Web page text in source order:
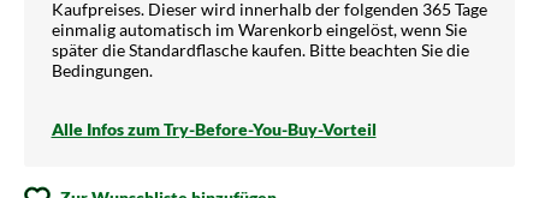
Kaufpreises. Dieser wird innerhalb der folgenden 365 Tage
einmalig automatisch im Warenkorb eingelöst, wenn Sie
später die Standardflasche kaufen. Bitte beachten Sie die
Bedingungen.
Alle Infos zum Try-Before-You-Buy-Vorteil